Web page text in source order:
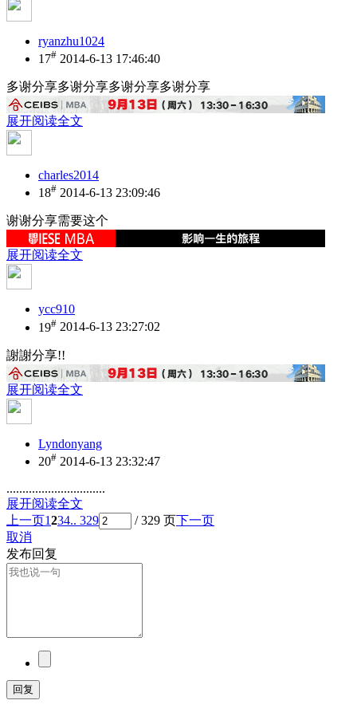
ryanzhu1024
17# 2014-6-13 17:46:40
多谢分享多谢分享多谢分享多谢分享
展开阅读全文
charles2014
18# 2014-6-13 23:09:46
谢谢分享需要这个
展开阅读全文
ycc910
19# 2014-6-13 23:27:02
謝謝分享!!
展开阅读全文
Lyndonyang
20# 2014-6-13 23:32:47
...............................
展开阅读全文
上一页1234.. 329 / 329 页下一页
取消
发布回复
回复